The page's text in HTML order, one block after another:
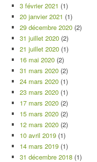
3 février 2021 (1)
20 janvier 2021 (1)
29 décembre 2020 (2)
31 juillet 2020 (2)
21 juillet 2020 (1)
16 mai 2020 (2)
31 mars 2020 (2)
24 mars 2020 (1)
23 mars 2020 (1)
17 mars 2020 (2)
15 mars 2020 (2)
12 mars 2020 (2)
10 avril 2019 (1)
14 mars 2019 (1)
31 décembre 2018 (1)